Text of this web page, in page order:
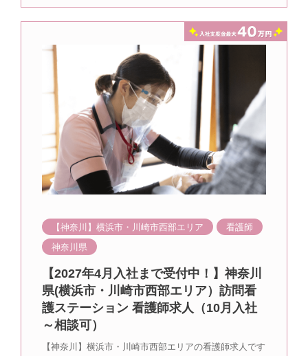
【神奈川】横浜市・川崎市西部エリア
看護師
神奈川県
【2027年4月入社まで受付中！】神奈川
県(横浜市・川崎市西部エリア）訪問看
護ステーション 看護師求人（10月入社
～相談可）
【神奈川】横浜市・川崎市西部エリアの看護師求人です